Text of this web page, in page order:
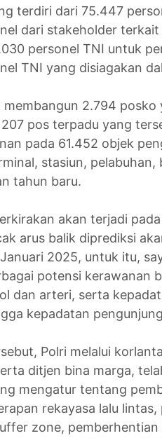
terdiri dari 75.447
dari stakeholder terkait
personel TNI untuk
TNI yang disiagakan
membangun 2.794
pos terpadu yang
pada 61.452 objek
stasiun,
tahun baru.
akan terjadi
arus balik diprediksi
2025, untuk itu,
potensi kerawanan
dan arteri, serta
kepadatan
Polri melalui
ditjen bina marga,
mengatur tentang
rekayasa lalu
zone,